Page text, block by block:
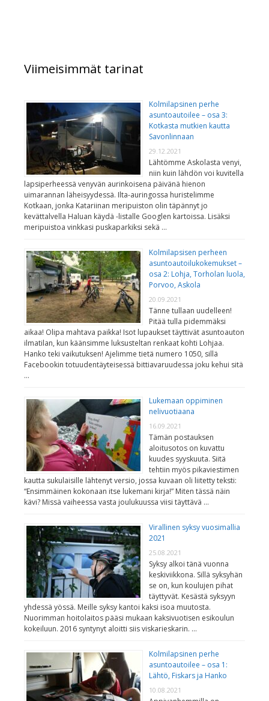
Viimeisimmät tarinat
Kolmilapsinen perhe
asuntoautoilee – osa 3:
Kotkasta mutkien kautta
Savonlinnaan
29.12.2021
Lähtömme Askolasta venyi,
niin kuin lähdön voi kuvitella
lapsiperheessä venyvän aurinkoisena päivänä hienon
uimarannan läheisyydessä. Ilta-auringossa huristelimme
Kotkaan, jonka Katariinan meripuiston olin täpännyt jo
kevättalvella Haluan käydä -listalle Googlen kartoissa. Lisäksi
meripuistoa vinkkasi puskaparkiksi sekä …
Kolmilapsisen perheen
asuntoautoilukokemukset –
osa 2: Lohja, Torholan luola,
Porvoo, Askola
20.09.2021
Tänne tullaan uudelleen!
Pitää tulla pidemmäksi
aikaa! Olipa mahtava paikka! Isot lupaukset täyttivät asuntoauton
ilmatilan, kun käänsimme luksusteltan renkaat kohti Lohjaa.
Hanko teki vaikutuksen! Ajelimme tietä numero 1050, sillä
Facebookin totuudentäyteisessä bittiavaruudessa joku kehui sitä
…
Lukemaan oppiminen
nelivuotiaana
16.09.2021
Tämän postauksen
aloitusotos on kuvattu
kuudes syyskuuta. Siitä
tehtiin myös pikaviestimen
kautta sukulaisille lähtenyt versio, jossa kuvaan oli liitetty teksti:
“Ensimmäinen kokonaan itse lukemani kirja!” Miten tässä näin
kävi? Missä vaiheessa vasta joulukuussa viisi täyttävä …
Virallinen syksy vuosimallia
2021
25.08.2021
Syksy alkoi tänä vuonna
keskiviikkona. Sillä syksyhän
se on, kun koulujen pihat
täyttyvät. Kesästä syksyyn
yhdessä yössä. Meille syksy kantoi kaksi isoa muutosta.
Nuorimman hoitolaitos pääsi mukaan kaksivuotisen esikoulun
kokeiluun. 2016 syntynyt aloitti siis viskarieskarin. …
Kolmilapsinen perhe
asuntoautoilee – osa 1:
Lähtö, Fiskars ja Hanko
10.08.2021